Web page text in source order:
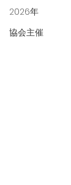
2026年
協会主催